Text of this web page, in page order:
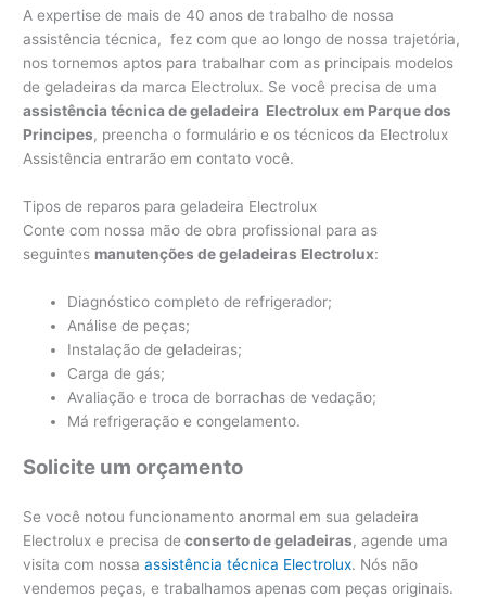
A expertise de mais de 40 anos de trabalho de nossa
assistência técnica, fez com que ao longo de nossa trajetória,
nos tornemos aptos para trabalhar com as principais modelos
de geladeiras da marca Electrolux. Se você precisa de uma
assistência técnica de geladeira Electrolux em Parque dos
Principes, preencha o formulário e os técnicos da Electrolux
Assistência entrarão em contato você.
Tipos de reparos para geladeira Electrolux
Conte com nossa mão de obra profissional para as
seguintes manutenções de geladeiras Electrolux:
Diagnóstico completo de refrigerador;
Análise de peças;
Instalação de geladeiras;
Carga de gás;
Avaliação e troca de borrachas de vedação;
Má refrigeração e congelamento.
Solicite um orçamento
Se você notou funcionamento anormal em sua geladeira
Electrolux e precisa de conserto de geladeiras, agende uma
visita com nossaassistência técnica Electrolux. Nós não
vendemos peças, e trabalhamos apenas com peças originais.